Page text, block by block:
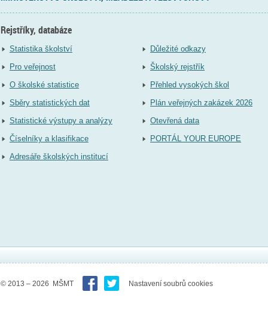
Rejstříky, databáze
Statistika školství
Pro veřejnost
O školské statistice
Sběry statistických dat
Statistické výstupy a analýzy
Číselníky a klasifikace
Adresáře školských institucí
Důležité odkazy
Školský rejstřík
Přehled vysokých škol
Plán veřejných zakázek 2026
Otevřená data
PORTÁL YOUR EUROPE
© 2013 – 2026 MŠMT Nastavení soubrů cookies